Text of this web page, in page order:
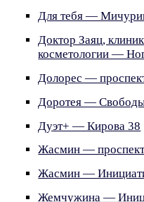
Для тебя —
Доктор Заяц,
косметологии —
Долорес —
Доротея —
Дуэт+ — Кирова 38
Жасмин —
Жасмин —
Жемчужина —